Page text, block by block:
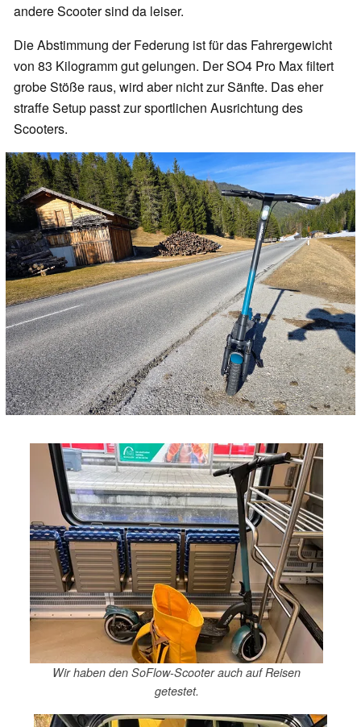
andere Scooter sind da leiser.
Die Abstimmung der Federung ist für das Fahrergewicht
von 83 Kilogramm gut gelungen. Der SO4 Pro Max filtert
grobe Stöße raus, wird aber nicht zur Sänfte. Das eher
straffe Setup passt zur sportlichen Ausrichtung des
Scooters.
Wir haben den SoFlow-Scooter auch auf Reisen
getestet.